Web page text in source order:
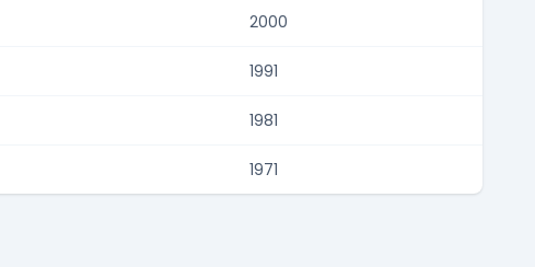
2000
1991
1981
1971